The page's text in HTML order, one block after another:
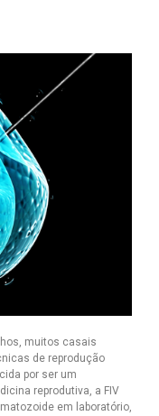
muitos casais
de reprodução
por ser um
reprodutiva, a FIV
em laboratório,